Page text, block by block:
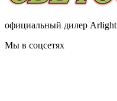
официальный дилер Arlight
Мы в соцсетях